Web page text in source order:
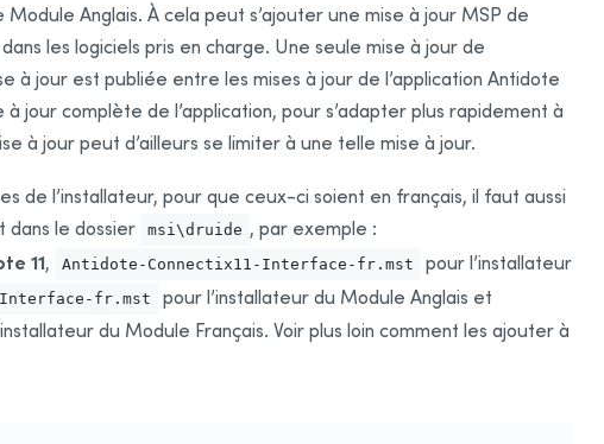
Anglais. À cela peut s’ajouter une mise à jour MSP de
les logiciels pris en charge. Une seule mise à jour de
à jour est publiée entre les mises à jour de l’application Antidote
jour complète de l’application, pour s’adapter plus rapidement à
à jour peut d’ailleurs se limiter à une telle mise à jour.
de l’installateur, pour que ceux-ci soient en français, il faut aussi
dans le dossier
msi\druide , par exemple :
11, Antidote-Connectix11-Interface-fr.mst
pour l’installateur
Interface-fr.mst pour l’installateur du Module Anglais et
du Module Français. Voir plus loin comment les ajouter à